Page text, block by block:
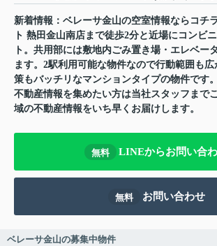
新着情報：ベレーサ金山の空室情報ならコチ
ト 熱田金山南店まで徒歩2分と近場にコンビ
ト。共用部には敷地内ごみ置き場・エレベー
ます。2駅利用可能な物件なので行動範囲も
策もバッチリなマンションタイプの物件です
不動産情報を集めたい方は当社スタッフまで
域の不動産情報をいち早くお届けします。
無料 LINEからお問い合
無料 お問い合わせ
ベレーサ金山の募集中物件